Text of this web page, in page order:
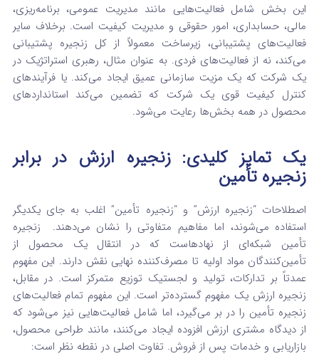
این بخش شامل فعالیت‌هایی مانند مدیریت عمومی، برنامه‌ریزی،
مالی، حسابداری، امور حقوقی و مدیریت کیفیت است. برخلاف سایر
فعالیت‌های پشتیبانی، زیرساخت معمولاً از کل زنجیره پشتیبانی
می‌کند، نه از فعالیت‌های فردی. به عنوان مثال، رهبری استراتژیک در
یک شرکت که یک مزیت سازمانی عمیق ایجاد می‌کند.یا فرآیندهای
کنترل کیفیت قوی یک شرکت که تضمین می‌کند استانداردهای
محصول در همه بخش‌ها رعایت می‌شود.
یک تمایز کلیدی: زنجیره ارزش در برابر
زنجیره تأمین
اصطلاحات “زنجیره ارزش” و “زنجیره تأمین” اغلب به جای یکدیگر
استفاده می‌شوند، اما مفاهیم متفاوتی را نشان می‌دهند.
زنجیره
تأمین شبکه‌ای از نهادهاست که در انتقال یک محصول از
تأمین‌کنندگان مواد اولیه تا مصرف‌کننده نهایی نقش دارند. این مفهوم
عمدتاً بر تدارکات، تولید و لجستیک توزیع متمرکز است. در مقابل،
زنجیره ارزش یک مفهوم گسترده‌تر است. این مفهوم تمام فعالیت‌های
زنجیره تأمین را در بر می‌گیرد، اما شامل فعالیت‌هایی نیز می‌شود که
از دیدگاه مشتری ارزش افزوده ایجاد می‌کنند، مانند طراحی محصول،
بازاریابی و خدمات پس از فروش. تفاوت اصلی در نقطه نظر است: